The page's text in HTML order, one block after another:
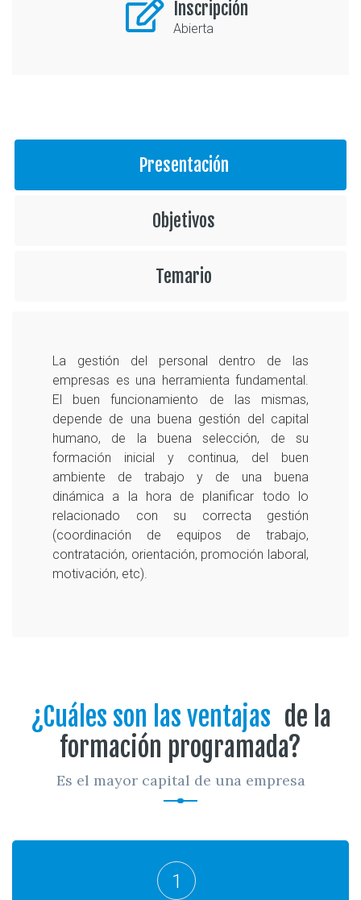
Inscripción
Abierta
Presentación
Objetivos
Temario
La gestión del personal dentro de las
empresas es una herramienta fundamental.
El buen funcionamiento de las mismas,
depende de una buena gestión del capital
humano, de la buena selección, de su
formación inicial y continua, del buen
ambiente de trabajo y de una buena
dinámica a la hora de planificar todo lo
relacionado con su correcta gestión
(coordinación de equipos de trabajo,
contratación, orientación, promoción laboral,
motivación, etc).
¿Cuáles son las ventajas de la
formación programada?
Es el mayor capital de una empresa
1